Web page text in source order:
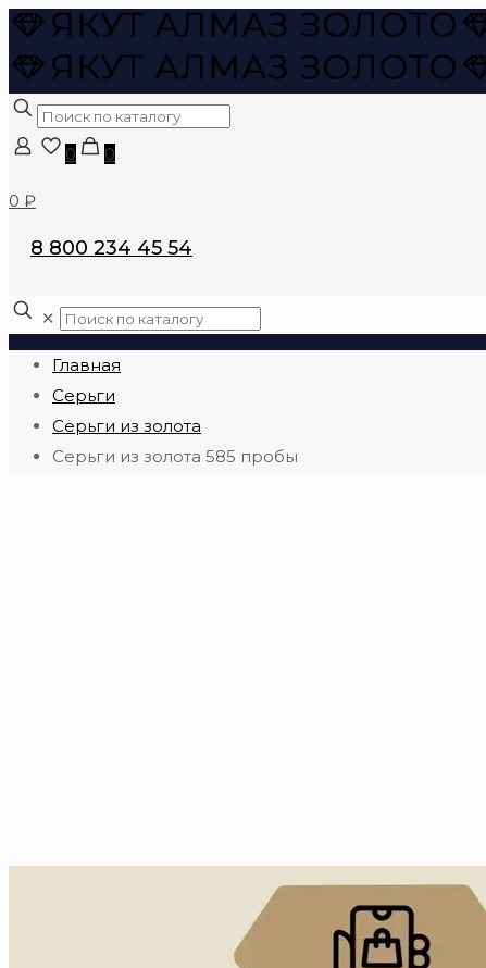
0 0
0 ₽
8 800 234 45 54
✕
Главная
Серьги
Серьги из золота
Серьги из золота 585 пробы